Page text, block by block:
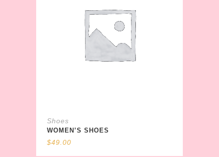
Shoes
WOMEN’S SHOES
$49.00